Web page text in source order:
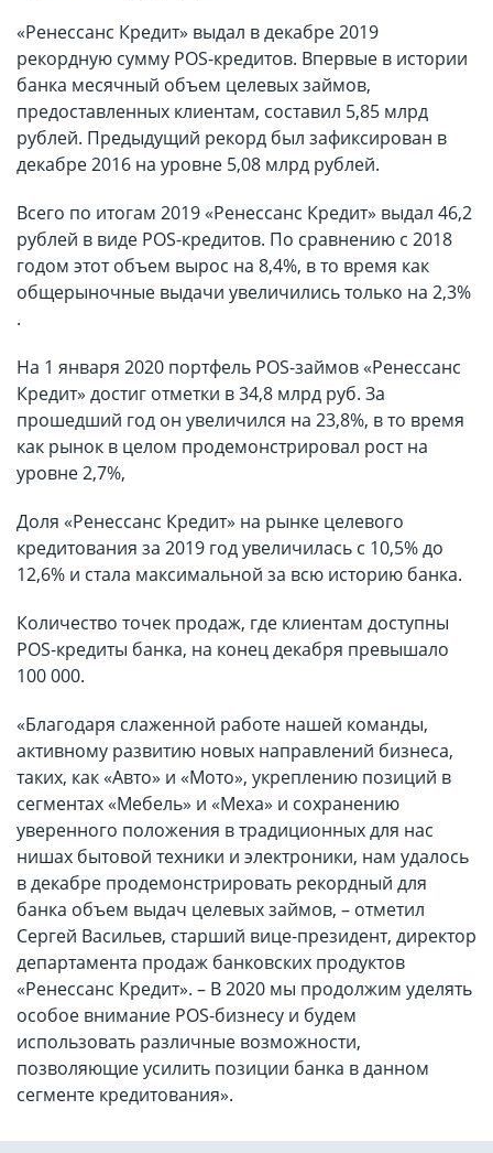
«Ренессанс Кредит» выдал в декабре 2019
рекордную сумму POS-кредитов. Впервые в истории
банка месячный объем целевых займов,
предоставленных клиентам, составил 5,85 млрд
рублей. Предыдущий рекорд был зафиксирован в
декабре 2016 на уровне 5,08 млрд рублей.
Всего по итогам 2019 «Ренессанс Кредит» выдал 46,2
рублей в виде POS-кредитов. По сравнению с 2018
годом этот объем вырос на 8,4%, в то время как
общерыночные выдачи увеличились только на 2,3%
.
На 1 января 2020 портфель POS-займов «Ренессанс
Кредит» достиг отметки в 34,8 млрд руб. За
прошедший год он увеличился на 23,8%, в то время
как рынок в целом продемонстрировал рост на
уровне 2,7%,
Доля «Ренессанс Кредит» на рынке целевого
кредитования за 2019 год увеличилась c 10,5% до
12,6% и стала максимальной за всю историю банка.
Количество точек продаж, где клиентам доступны
POS-кредиты банка, на конец декабря превышало
100 000.
«Благодаря слаженной работе нашей команды,
активному развитию новых направлений бизнеса,
таких, как «Авто» и «Мото», укреплению позиций в
сегментах «Мебель» и «Меха» и сохранению
уверенного положения в традиционных для нас
нишах бытовой техники и электроники, нам удалось
в декабре продемонстрировать рекордный для
банка объем выдач целевых займов, – отметил
Сергей Васильев, старший вице-президент, директор
департамента продаж банковских продуктов
«Ренессанс Кредит». – В 2020 мы продолжим уделять
особое внимание POS-бизнесу и будем
использовать различные возможности,
позволяющие усилить позиции банка в данном
сегменте кредитования».